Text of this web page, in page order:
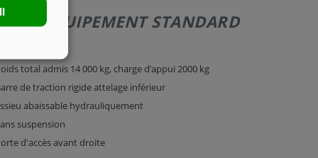
| ÉQUIPEMENT STANDARD
total admis 14 000 kg, charge d’appui 2000 kg
de traction rigide attelage inférieur
abaissable hydrauliquement
suspension
d'accès avant droite